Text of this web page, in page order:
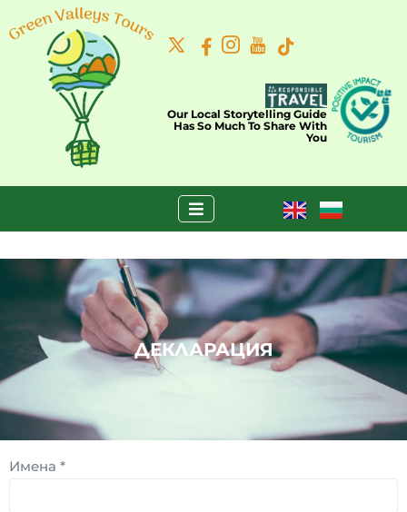
Our Local Storytelling Guide
Has So Much To Share With
You
ДЕКЛАРАЦИЯ
Имена *